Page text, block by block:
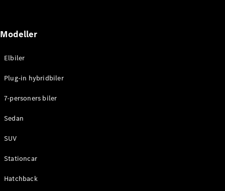
Modeller
Elbiler
Plug-in hybridbiler
7-personers biler
Sedan
SUV
Stationcar
Hatchback